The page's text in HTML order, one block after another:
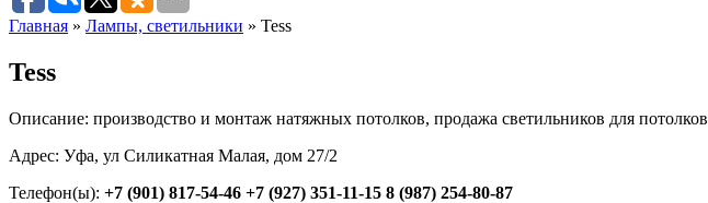
Главная » Лампы, светильники » Tess
Tess
Описание: производство и монтаж натяжных потолков, продажа светильников для потолков
Адрес: Уфа, ул Силикатная Малая, дом 27/2
Телефон(ы): +7 (901) 817-54-46 +7 (927) 351-11-15 8 (987) 254-80-87